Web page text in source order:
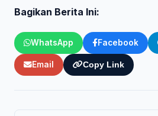
Bagikan Berita Ini:
WhatsApp Facebook
Email Copy Link